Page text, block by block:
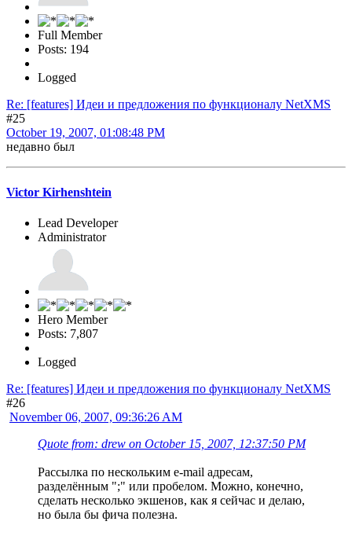
Full Member
Posts: 194
Logged
Re: [features] Идеи и предложения по функционалу NetXMS
#25
October 19, 2007, 01:08:48 PM
недавно был
Victor Kirhenshtein
Lead Developer
Administrator
Hero Member
Posts: 7,807
Logged
Re: [features] Идеи и предложения по функционалу NetXMS
#26
November 06, 2007, 09:36:26 AM
Quote from: drew on October 15, 2007, 12:37:50 PM
Рассылка по нескольким e-mail адресам,
разделённым ";" или пробелом. Можно, конечно,
сделать несколько экшенов, как я сейчас и делаю,
но была бы фича полезна.